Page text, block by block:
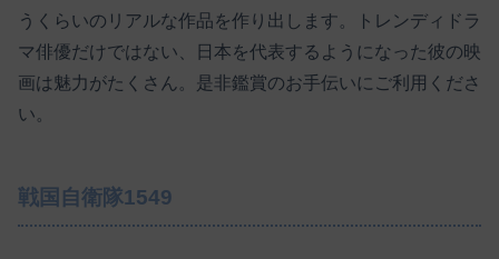
うくらいのリアルな作品を作り出します。トレンディドラ
マ俳優だけではない、日本を代表するようになった彼の映
画は魅力がたくさん。是非鑑賞のお手伝いにご利用くださ
い。
戦国自衛隊1549